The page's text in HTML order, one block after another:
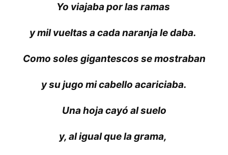
Yo viajaba por las ramas
y mil vueltas a cada naranja le daba.
Como soles gigantescos se mostraban
y su jugo mi cabello acariciaba.
Una hoja cayó al suelo
y, al igual que la grama,